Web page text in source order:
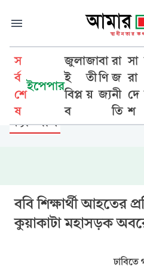
স
র্ব
শে
ষ
ইপেপার
জুলা
ই
বিপ্ল
ব
জা
তী
য়
বা
ণি
জ্য
রা
জ
নী
তি
সা
রা
দে
শ
শিক্ষা
ক্যাম্পাস
ববি শিক্ষার্থী আহতের
কুয়াকাটা মহাসড়ক
ঢাবিতে